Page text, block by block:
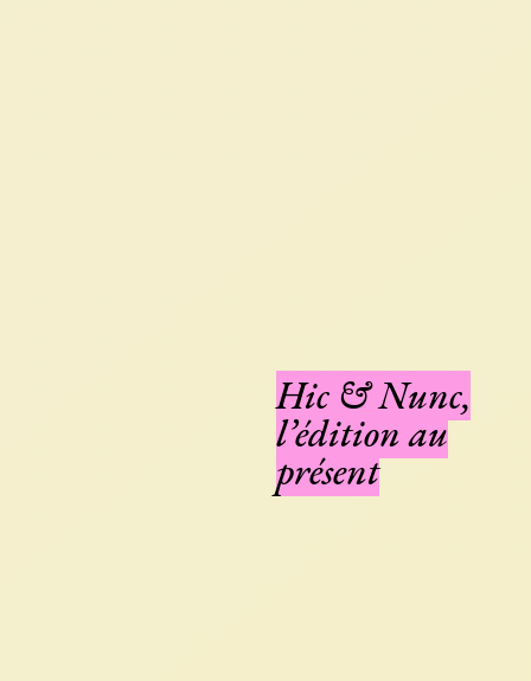
Hic & Nunc,
l’édition au
présent